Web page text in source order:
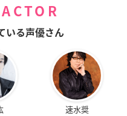
いる声優さん
速水奨